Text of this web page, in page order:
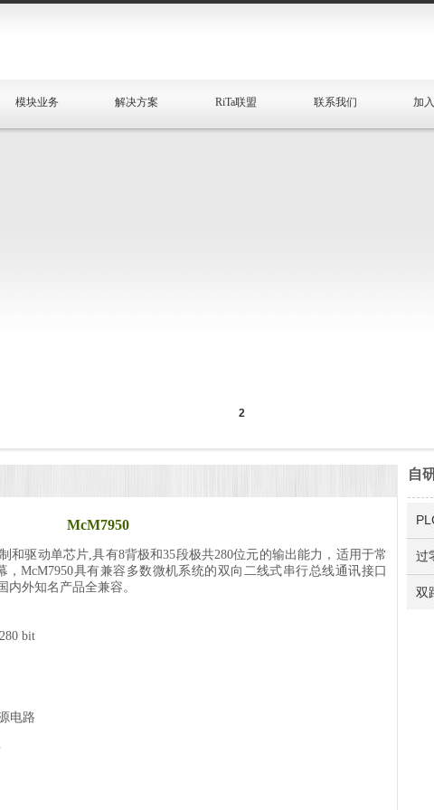
模块业务 解决方案 RiTa联盟 联系我们 加
自
McM7950
和驱动单芯片,具有8背极和35段极共280位元的输出能力，适用于常
，McM7950具有兼容多数微机系统的双向二线式串行总线通讯接口
内外知名产品全兼容。
bit
电路
过
双